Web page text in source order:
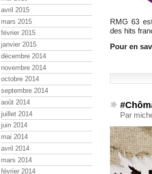
RMG 63
des hits
Pour en
Par
avril 2015
mars 2015
février 2015
janvier 2015
décembre 2014
novembre 2014
octobre 2014
septembre 2014
août 2014
juillet 2014
juin 2014
mai 2014
avril 2014
mars 2014
février 2014